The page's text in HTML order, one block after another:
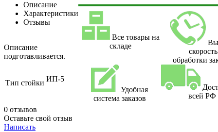
Описание
Характеристики
Отзывы
Описание
подготавливается.
Тип стойки ИП-5
0 отзывов
Оставьте свой отзыв
Написать
Все товары на
складе
скорость
обработки
Удобная
система заказов
всей РФ